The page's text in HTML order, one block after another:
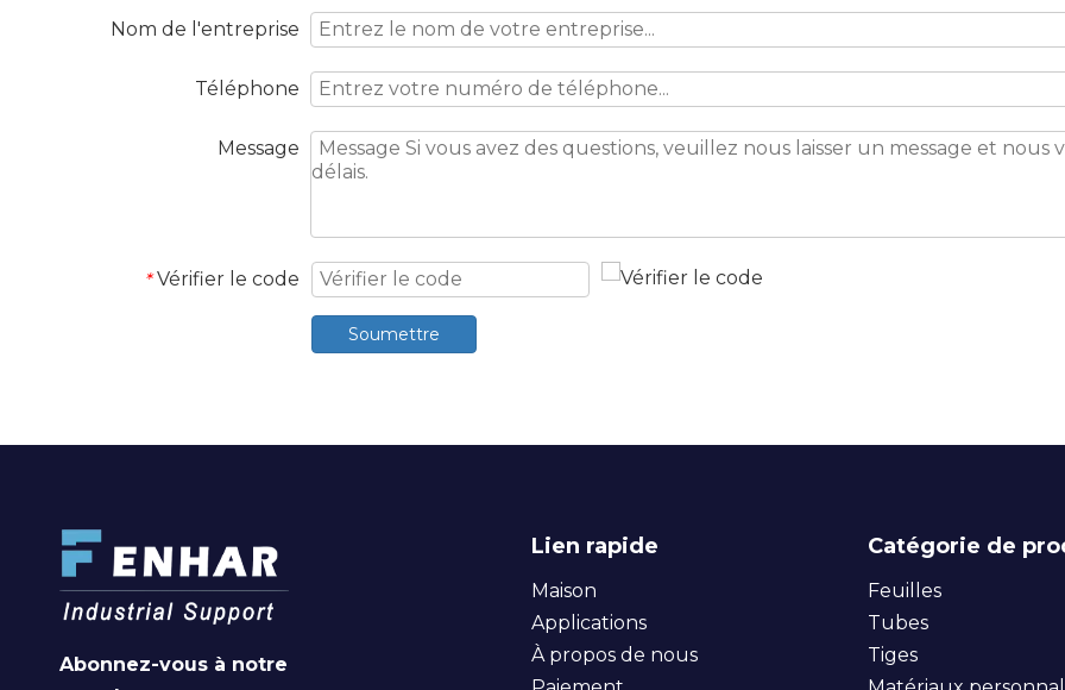
Nom de l'entreprise
Téléphone
Message
* Vérifier le code
Soumettre
Abonnez-vous à notre
Lien rapide
Maison
Applications
À propos de nous
Catégorie de
Feuilles
Tubes
Tiges